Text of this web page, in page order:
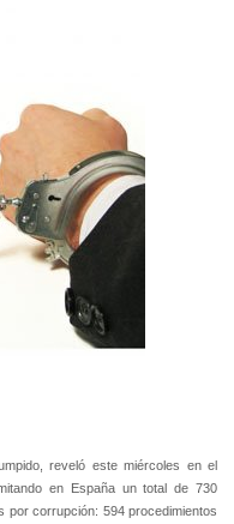
reveló este miércoles en el
en España un total de 730
corrupción: 594 procedimientos